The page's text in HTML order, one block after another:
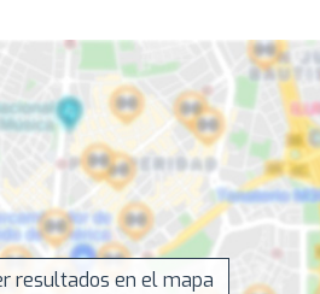
resultados en el mapa